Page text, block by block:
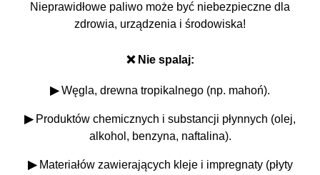
Nieprawidłowe paliwo może być niebezpieczne dla
zdrowia, urządzenia i środowiska!
❌ Nie spalaj:
▶Węgla, drewna tropikalnego (np. mahoń).
▶ Produktów chemicznych i substancji płynnych (olej,
alkohol, benzyna, naftalina).
▶ Materiałów zawierających kleje i impregnaty (płyty